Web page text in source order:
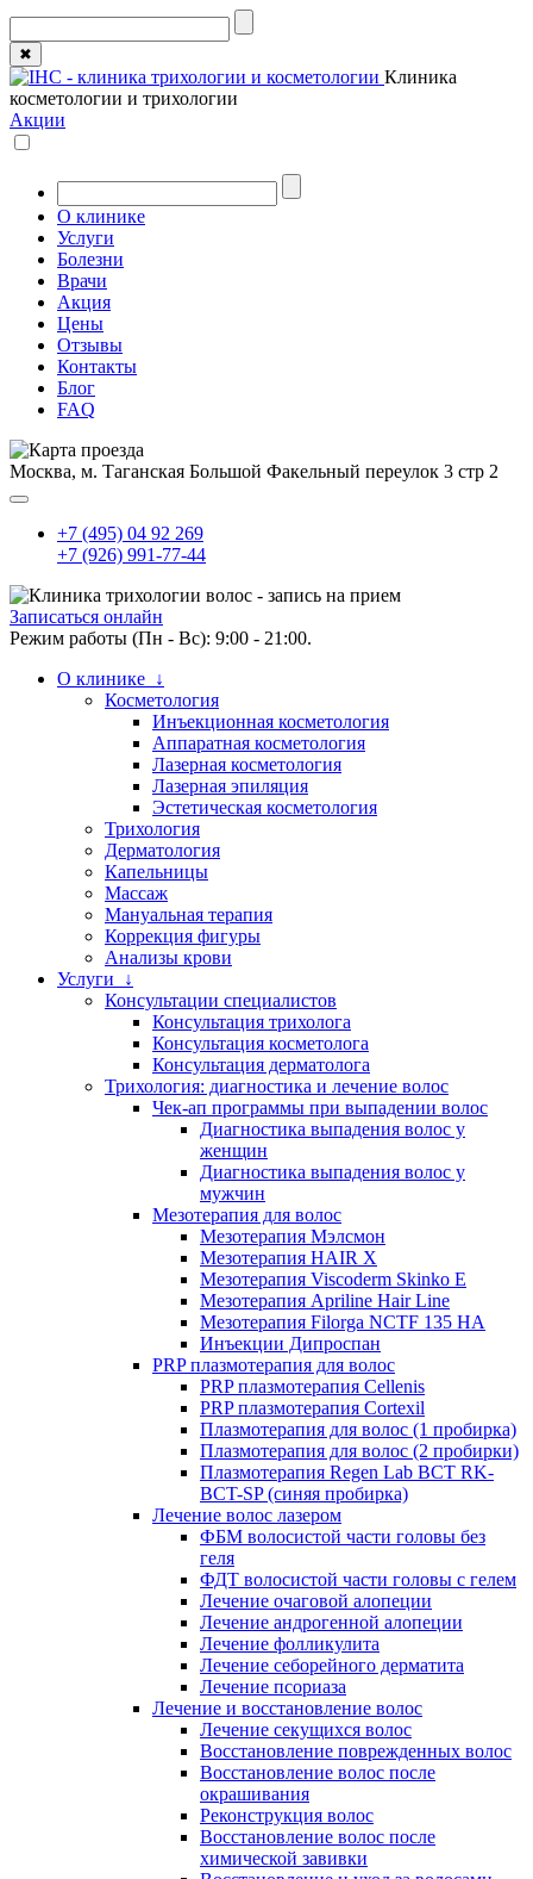
✖
Клиника
косметологии и трихологии
Акции
О клинике
Услуги
Болезни
Врачи
Акция
Цены
Отзывы
Контакты
Блог
FAQ
Москва, м. Таганская Большой Факельный переулок 3 стр 2
+7 (495) 04 92 269
+7 (926) 991-77-44
Записаться онлайн
Режим работы (Пн - Вс): 9:00 - 21:00.
О клинике ↓
Косметология
Инъекционная косметология
Аппаратная косметология
Лазерная косметология
Лазерная эпиляция
Эстетическая косметология
Трихология
Дерматология
Капельницы
Массаж
Мануальная терапия
Коррекция фигуры
Анализы крови
Услуги ↓
Консультации специалистов
Консультация трихолога
Консультация косметолога
Консультация дерматолога
Трихология: диагностика и лечение волос
Чек-ап программы при выпадении волос
Диагностика выпадения волос у
женщин
Диагностика выпадения волос у
мужчин
Мезотерапия для волос
Мезотерапия Мэлсмон
Мезотерапия HAIR X
Мезотерапия Viscoderm Skinko E
Мезотерапия Apriline Hair Line
Мезотерапия Filorga NCTF 135 HA
Инъекции Дипроспан
PRP плазмотерапия для волос
PRP плазмотерапия Cellenis
PRP плазмотерапия Cortexil
Плазмотерапия для волос (1 пробирка)
Плазмотерапия для волос (2 пробирки)
Плазмотерапия Regen Lab BCT RK-
BCT-SP (синяя пробирка)
Лечение волос лазером
ФБМ волосистой части головы без
геля
ФДТ волосистой части головы с гелем
Лечение очаговой алопеции
Лечение андрогенной алопеции
Лечение фолликулита
Лечение себорейного дерматита
Лечение псориаза
Лечение и восстановление волос
Лечение секущихся волос
Восстановление поврежденных волос
Восстановление волос после
окрашивания
Реконструкция волос
Восстановление волос после
химической завивки